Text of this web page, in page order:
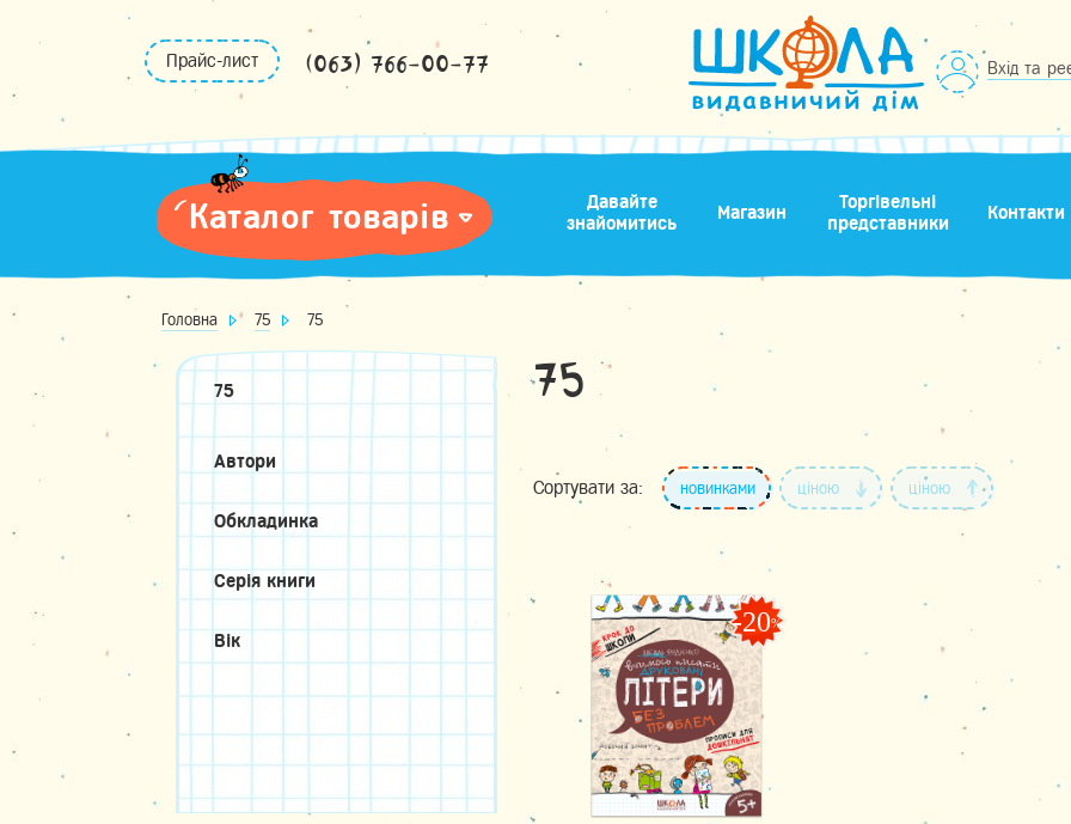
Прайс-лист (063) 766-00-77 Вхід та
Каталог товарів
Давайте
знайомитись
Магазин
Торгівельні
представники
Контакти
Головна 75 75
75
Автори
Обкладинка
Серія книги
Вік
75
Сортувати за: новинками ціною ціною
-20%